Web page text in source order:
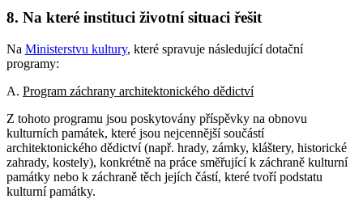
8. Na které instituci životní situaci řešit
Na Ministerstvu kultury, které spravuje následující dotační
programy:
A. Program záchrany architektonického dědictví
Z tohoto programu jsou poskytovány příspěvky na obnovu
kulturních památek, které jsou nejcennější součástí
architektonického dědictví (např. hrady, zámky, kláštery, historické
zahrady, kostely), konkrétně na práce směřující k záchraně kulturní
památky nebo k záchraně těch jejích částí, které tvoří podstatu
kulturní památky.